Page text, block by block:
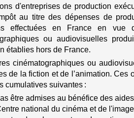
d'entreprises de production
au titre des dépenses de
effectuées en France en vue
ou audiovisuelles
établies hors de France.
cinématographiques ou
de la fiction et de l’animation.
cumulatives suivantes :
être admises au bénéfice des
national du cinéma et de